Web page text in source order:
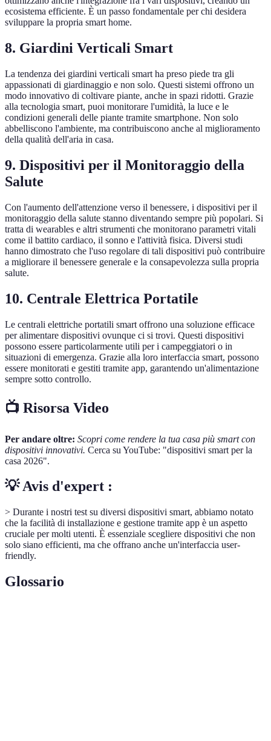
ecosistema efficiente. È un passo fondamentale per chi desidera
sviluppare la propria smart home.
8. Giardini Verticali Smart
La tendenza dei giardini verticali smart ha preso piede tra gli
appassionati di giardinaggio e non solo. Questi sistemi offrono un
modo innovativo di coltivare piante, anche in spazi ridotti. Grazie
alla tecnologia smart, puoi monitorare l'umidità, la luce e le
condizioni generali delle piante tramite smartphone. Non solo
abbelliscono l'ambiente, ma contribuiscono anche al miglioramento
della qualità dell'aria in casa.
9. Dispositivi per il Monitoraggio della
Salute
Con l'aumento dell'attenzione verso il benessere, i dispositivi per il
monitoraggio della salute stanno diventando sempre più popolari. Si
tratta di wearables e altri strumenti che monitorano parametri vitali
come il battito cardiaco, il sonno e l'attività fisica. Diversi studi
hanno dimostrato che l'uso regolare di tali dispositivi può contribuire
a migliorare il benessere generale e la consapevolezza sulla propria
salute.
10. Centrale Elettrica Portatile
Le centrali elettriche portatili smart offrono una soluzione efficace
per alimentare dispositivi ovunque ci si trovi. Questi dispositivi
possono essere particolarmente utili per i campeggiatori o in
situazioni di emergenza. Grazie alla loro interfaccia smart, possono
essere monitorati e gestiti tramite app, garantendo un'alimentazione
sempre sotto controllo.
📺 Risorsa Video
Per andare oltre: Scopri come rendere la tua casa più smart con
dispositivi innovativi. Cerca su YouTube: "dispositivi smart per la
casa 2026".
💡 Avis d'expert :
> Durante i nostri test su diversi dispositivi smart, abbiamo notato
che la facilità di installazione e gestione tramite app è un aspetto
cruciale per molti utenti. È essenziale scegliere dispositivi che non
solo siano efficienti, ma che offrano anche un'interfaccia user-
friendly.
Glossario